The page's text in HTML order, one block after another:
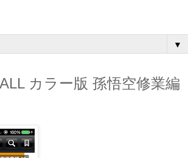
▼
カラー版 孫悟空修業編